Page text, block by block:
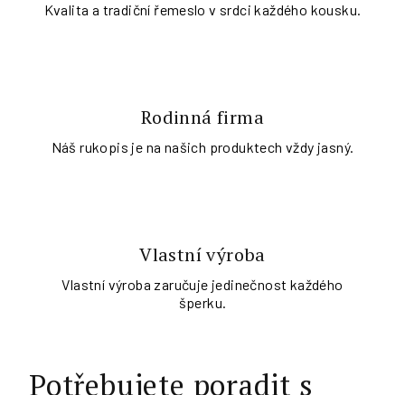
Kvalita a tradiční řemeslo v srdci každého kousku.
Rodinná firma
Náš rukopis je na našich produktech vždy jasný.
Vlastní výroba
Vlastní výroba zaručuje jedinečnost každého
šperku.
Potřebujete poradit s